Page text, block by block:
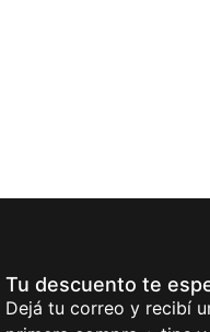
Tu descuento te
Dejá tu correo y recibí